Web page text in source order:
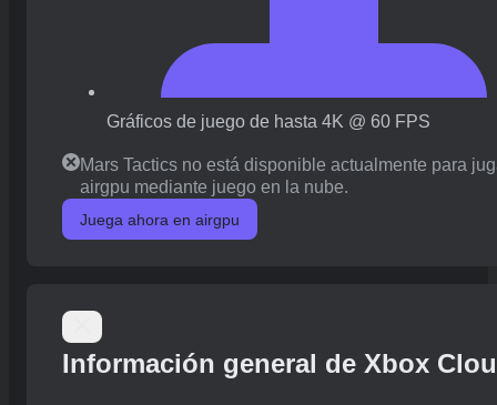
Gráficos de juego de hasta 4K @ 60 FPS
Mars Tactics no está disponible actualmente para
airgpu mediante juego en la nube.
Juega ahora en airgpu
Información general de Xbox